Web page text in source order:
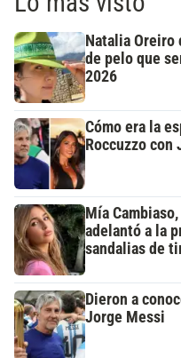
Natalia Oreiro
de pelo que
2026
Cómo era la
Roccuzzo con
Mía
adelantó a la
sandalias de
Dieron a
Jorge Messi